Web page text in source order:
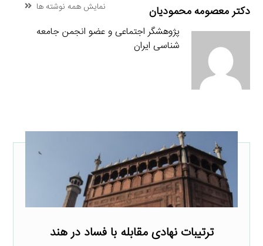
دکتر معصومه محمودیان نمایش همه نوشته ها
پژوهشگر اجتماعی و عضو انجمن جامعه
شناسی ایران
ترتیبات نهادی مقابله با فساد در هند